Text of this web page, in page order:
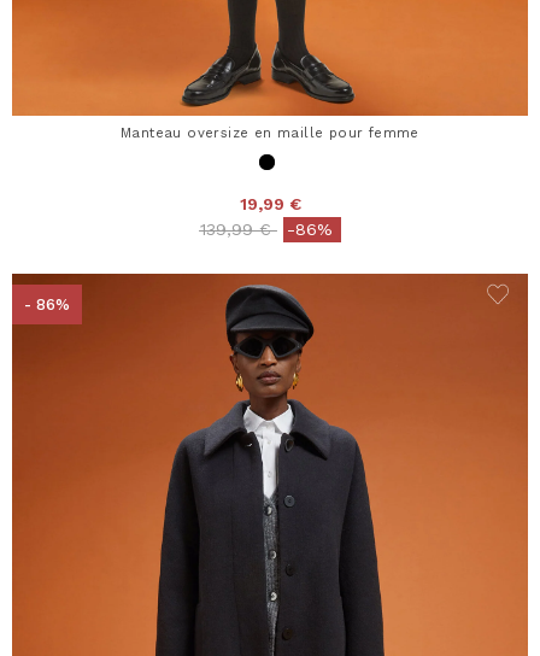
Manteau oversize en maille pour femme
19,99 €
Price reduced from
139,99 €to-86%
- 86%